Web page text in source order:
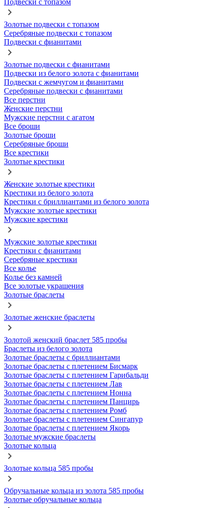
Подвески с топазом
Золотые подвески с топазом
Серебряные подвески с топазом
Подвески с фианитами
Золотые подвески с фианитами
Подвески из белого золота с фианитами
Подвески с жемчугом и фианитами
Серебряные подвески с фианитами
Все перстни
Женские перстни
Мужские перстни с агатом
Все броши
Золотые броши
Серебряные броши
Все крестики
Золотые крестики
Женские золотые крестики
Крестики из белого золота
Крестики с бриллиантами из белого золота
Мужские золотые крестики
Мужские крестики
Мужские золотые крестики
Крестики с фианитами
Серебряные крестики
Все колье
Колье без камней
Все золотые украшения
Золотые браслеты
Золотые женские браслеты
Золотой женский браслет 585 пробы
Браслеты из белого золота
Золотые браслеты с бриллиантами
Золотые браслеты с плетением Бисмарк
Золотые браслеты с плетением Гарибальди
Золотые браслеты с плетением Лав
Золотые браслеты с плетением Нонна
Золотые браслеты с плетением Панцирь
Золотые браслеты с плетением Ромб
Золотые браслеты с плетением Сингапур
Золотые браслеты с плетением Якорь
Золотые мужские браслеты
Золотые кольца
Золотые кольца 585 пробы
Обручальные кольца из золота 585 пробы
Золотые обручальные кольца